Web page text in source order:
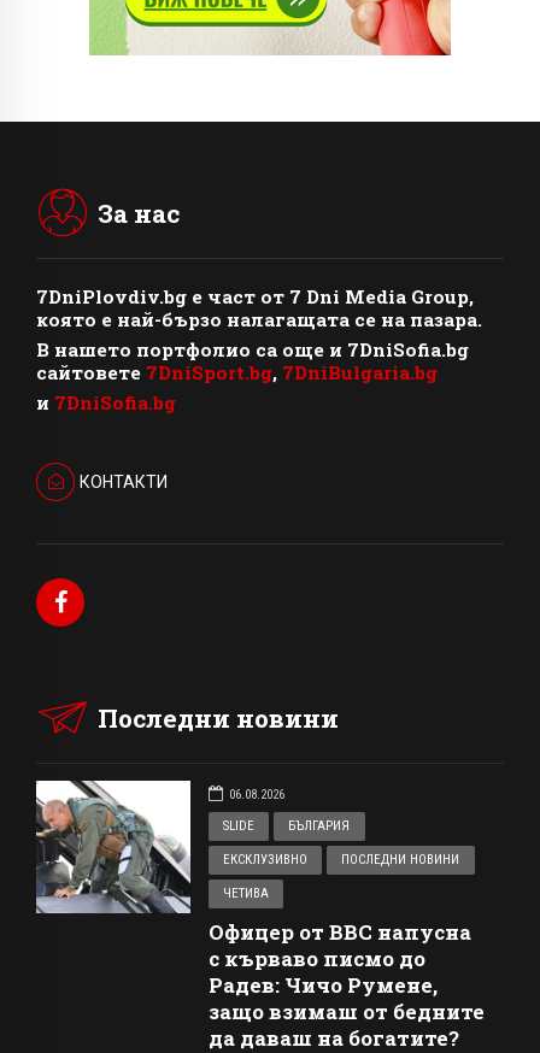
За нас
7DniPlovdiv.bg e част от 7 Dni Media Group,
която е най-бързо налагащата се на пазара.
В нашето портфолио са още и 7DniSofia.bg
сайтовете 7DniSport.bg, 7DniBulgaria.bg
и 7DniSofia.bg
КОНТАКТИ
Последни новини
06.08.2026
SLIDE
БЪЛГАРИЯ
ЕКСКЛУЗИВНО ПОСЛЕДНИ НОВИНИ
ЧЕТИВА
Офицер от ВВС напусна
с кърваво писмо до
Радев: Чичо Румене,
защо взимаш от бедните
да даваш на богатите?